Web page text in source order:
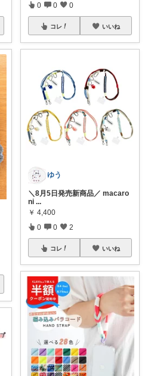
0 0 0
コレ いいね
ゆう
＼8月5日発売新商品／ macaro
ni ...
￥ 4,400
0 0 2
コレ いいね